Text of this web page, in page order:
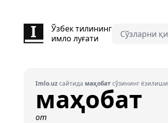
Ўзбек тилининг
имло луғати
Imlo.uzсайтида маҳобатсўзининг ёзилиши
маҳобат
от